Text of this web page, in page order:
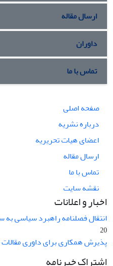
ارسال مقاله
داوران
تماس با ما
صفحه اصلی
درباره نشریه
اعضای هیات تحریریه
ارسال مقاله
تماس با ما
نقشه سایت
اخبار و اعلانات
انتقال فصلنامه راهبرد سیاسی
20
پذیرش همکاری برای داوری
اشتراک خبرنامه